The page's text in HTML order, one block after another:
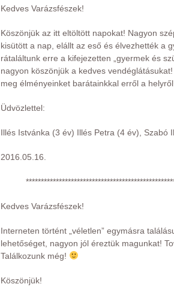
Kedves Varázsfészek!
Köszönjük az itt eltöltött napokat! Nagyon
kisütött a nap, elállt az eső és élvezhették a
rátaláltunk erre a kifejezetten „gyermek és
nagyon köszönjük a kedves
meg élményeinket barátainkkal erről a
Üdvözlettel:
Illés Istvánka (3 év) Illés Petra (4 év), Szabó
2016.05.16.
Kedves Varázsfészek!
Interneten történt „véletlen” egymásra
lehetőséget, nagyon jól éreztük magunkat!
Találkozunk még!
Köszönjük!